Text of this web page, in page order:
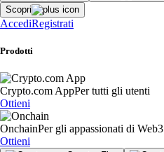
Scopri
AccediRegistrati
Prodotti
Crypto.com AppPer tutti gli utenti
Ottieni
OnchainPer gli appassionati di Web3
Ottieni